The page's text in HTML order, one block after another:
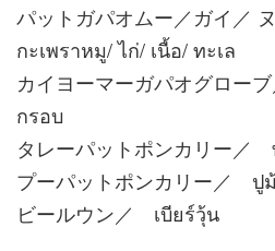
パットガパオムー／ガイ／
กะเพราหมู/ ไก่/ เนื้อ/ ทะเล
カイヨーマーガパオグロー
กรอบ
タレーパットポンカリー／
プーパットポンカリー／ ปู
ビールウン／ เบียร์วุ้น